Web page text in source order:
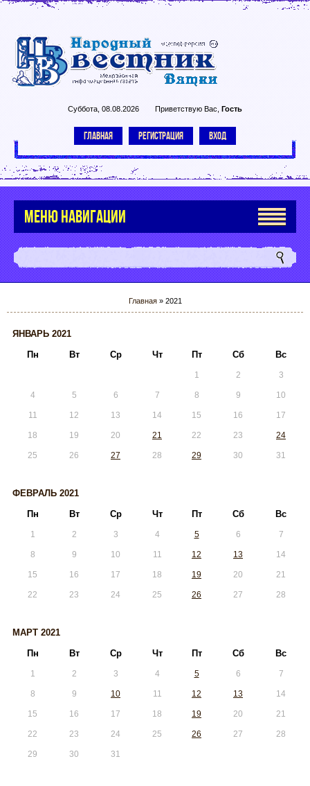
Суббота, 08.08.2026 Приветствую Вас Гость
ГЛАВНАЯ РЕГИСТРАЦИЯ ВХОД
МЕНЮ НАВИГАЦИИ
Главная» 2021
ЯНВАРЬ 2021
Пн
Вт Ср Чт Пт Сб Вс
1 2 3
4 5 6 7 8 9 10
11 12 13 14 15 16 17
18 19 20 21 22 23 24
25 26 27 28 29 30 31
ФЕВРАЛЬ 2021
Пн
Вт Ср Чт Пт Сб Вс
1 2 3 4 5 6 7
8 9 10 11 12 13 14
15 16 17 18 19 20 21
22 23 24 25 26 27 28
МАРТ 2021
Пн
Вт Ср Чт Пт Сб Вс
1 2 3 4 5 6 7
8 9 10 11 12 13 14
15 16 17 18 19 20 21
22 23 24 25 26 27 28
29 30 31